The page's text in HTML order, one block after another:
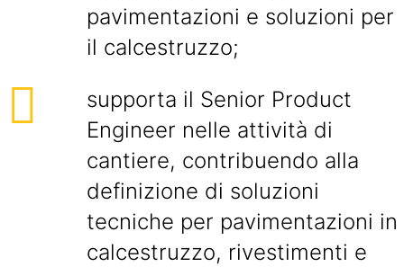
pavimentazioni e soluzioni per
il calcestruzzo;
supporta il Senior Product
Engineer nelle attività di
cantiere, contribuendo alla
definizione di soluzioni
tecniche per pavimentazioni in
calcestruzzo, rivestimenti e